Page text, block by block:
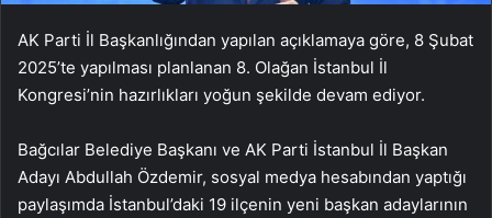
AK Parti İl Başkanlığından yapılan açıklamaya göre, 8 Şubat
2025’te yapılması planlanan 8. Olağan İstanbul İl
Kongresi’nin hazırlıkları yoğun şekilde devam ediyor.
Bağcılar Belediye Başkanı ve AK Parti İstanbul İl Başkan
Adayı Abdullah Özdemir, sosyal medya hesabından yaptığı
paylaşımda İstanbul’daki 19 ilçenin yeni başkan adaylarının